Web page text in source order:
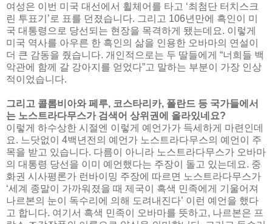
여성은 이번 미국 대선에서 휠체어를 타고 ‘최첨단 터치스크
린 투표기’로 표를 던졌습니다. 그리고 106년만에 흑인이 미
국 대통령으로 당선되는 현장을 목격하게 됐는데요. 이렇게
미국 역사를 아우른 한 흑인의 삶을 인용한 오바마의 연설이
더 큰 감동을 줬습니다. 개인적으로는 두 딸들에게 “너희들 백
악관에 함께 갈 강아지를 얻었다”고 말하는 부분이 가장 인상
적이었습니다.
그리고 콜롬비아와 페루, 코스타리카, 폴란드 등 국가들에서
는 노스트라다무스가 검색어 상위권에 올라있네요?
이렇게 하수상한 시절엔 이렇게 예언가가 득세하게 마련인데
요. 느닷없이 4백년전의 예언가 노스트라다무스의 예언이 주
목을 받고 있습니다. 다름이 아니라 노스트라다무스가 오바마
의 대통령 당선을 이미 예언했다는 주장이 돌고 있는데요. 중
화권 시사평론가 런바이밍 주장에 따르면 노스트라다무스가
‘세계 종말이 가까워졌을 때 제국이 흑색 민족에게 기울어져
나르본의 눈이 독수리에 의해 도려내진다’ 이런 예언을 했다
고 합니다. 여기서 흑색 민족이 오바마를 뜻하고, 나르본은 프